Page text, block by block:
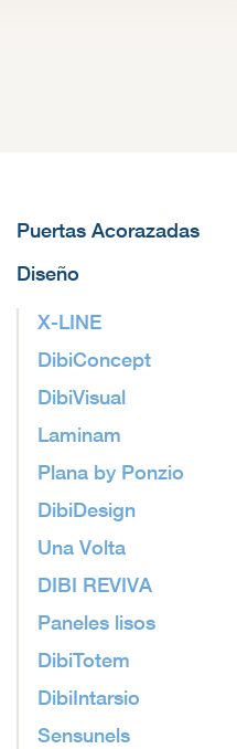
Puertas Acorazadas
Diseño
X-LINE
DibiConcept
DibiVisual
Laminam
Plana by Ponzio
DibiDesign
Una Volta
DIBI REVIVA
Paneles lisos
DibiTotem
DibiIntarsio
Sensunels